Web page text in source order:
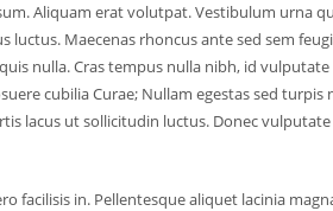
Aliquam erat volutpat. Vestibulum urna
luctus. Maecenas rhoncus ante sed sem
nulla. Cras tempus nulla nibh, id
cubilia Curae; Nullam egestas sed
lacus ut sollicitudin luctus. Donec
facilisis in. Pellentesque aliquet lacinia